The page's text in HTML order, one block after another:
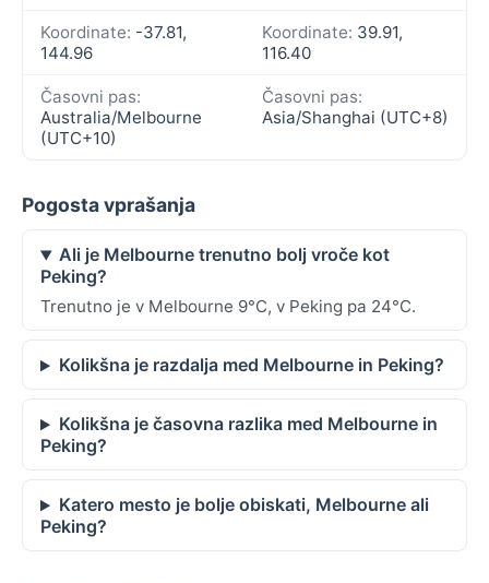
Koordinate: -37.81,
144.96
Koordinate: 39.91,
116.40
Časovni pas:
Australia/Melbourne
(UTC+10)
Časovni pas:
Asia/Shanghai (UTC+8)
Pogosta vprašanja
Ali je Melbourne trenutno bolj vroče kot
Peking?
Trenutno je v Melbourne 9°C, v Peking pa 24°C.
Kolikšna je razdalja med Melbourne in Peking?
Kolikšna je časovna razlika med Melbourne in
Peking?
Katero mesto je bolje obiskati, Melbourne ali
Peking?